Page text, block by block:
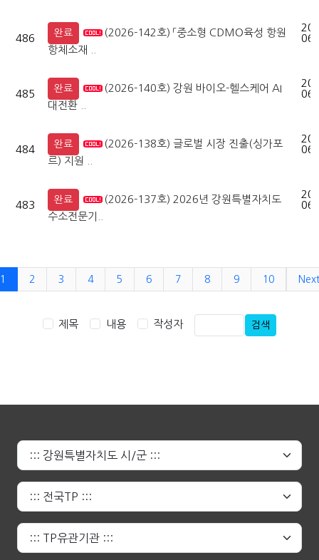
486 완료
(2026-142호) 「중소형 CDMO육성 항원
항체소재 ..
485 완료
(2026-140호) 강원 바이오-헬스케어 AI
대전환 ..
484 완료
(2026-138호) 글로벌 시장 진출(싱가포
르) 지원 ..
483 완료
(2026-137호) 2026년 강원특별자치도
수소전문기..
1 2 3 4 5 6 7 8 9 10 Next
제목 내용 작성자 검색